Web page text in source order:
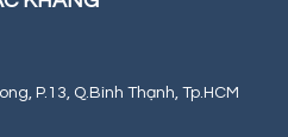
P.13, Q.Bình Thạnh, Tp.HCM